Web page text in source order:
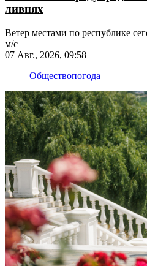
ливнях
Ветер местами по республике
м/с
07 Авг., 2026, 09:58
Обществопогода